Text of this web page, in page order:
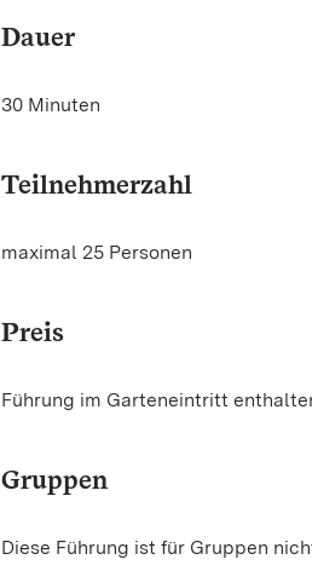
Dauer
30 Minuten
Teilnehmerzahl
maximal 25 Personen
Preis
Führung im Garteneintritt
Gruppen
Diese Führung ist für Gruppen